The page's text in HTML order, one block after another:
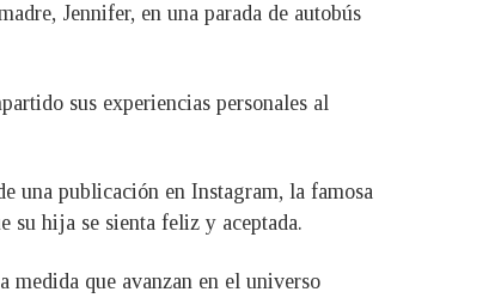
Jennifer, en una parada de autobús
sus experiencias personales al
una publicación en Instagram, la famosa
su hija se sienta feliz y aceptada.
medida que avanzan en el universo